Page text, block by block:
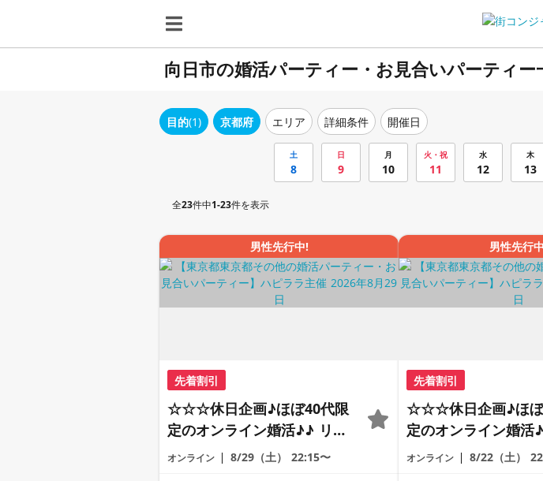
向日市の婚活パーティー・お見合いパーティー
目的(1) 京都府 エリア 詳細条件 開催日
土
8
日
9
月
10
火・祝
11
水
12
木
13
全23件中1-23件を表示
男性先行中!
先着割引
☆☆☆休日企画♪ほぼ40代限
定のオンライン婚活♪♪ リモ
ートの出会い応援♪♪ おうち
オンライン 8/29（土） 22:15〜
男性先行
先着割引
☆☆☆休日企画♪ほぼ
定のオンライン婚活
ートの出会い応援♪♪
オンライン 8/22（土）